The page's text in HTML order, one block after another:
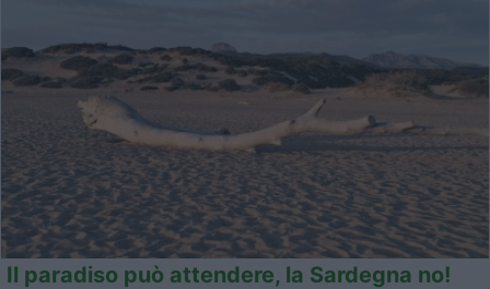
Il paradiso può attendere, la Sardegna no!